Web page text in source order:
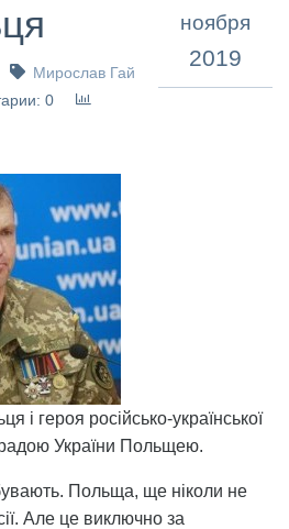
Мирослав Гай
0
ноября
2019
і героя російсько-української
України Польщею.
Польща, ще ніколи не
Але це виключно за